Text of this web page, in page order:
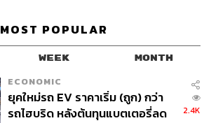
MOST POPULAR
WEEK MONTH
ECONOMIC
ยุคใหม่รถ EV ราคาเริ่ม (ถูก) กว่า
รถไฮบริด หลังต้นทุนแบตเตอรี่ลด
2.4K